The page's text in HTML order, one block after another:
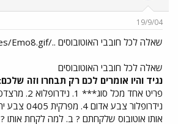
ך
19/9/04
שאלה לכל חובבי האוטובוסים ../images/Emo8.gif
שאלה לכל חובבי האוטובוסים
נגיד והיו אומרים לכם רק תבחרו וזה שלכם:
נידרופלור
אותו אוטובוס שלקחתם ? ב. למה לקחת אותו